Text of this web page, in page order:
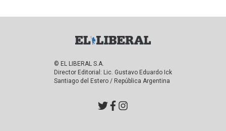
© EL LIBERAL S.A.
Director Editorial: Lic. Gustavo Eduardo Ick
Santiago del Estero / República Argentina